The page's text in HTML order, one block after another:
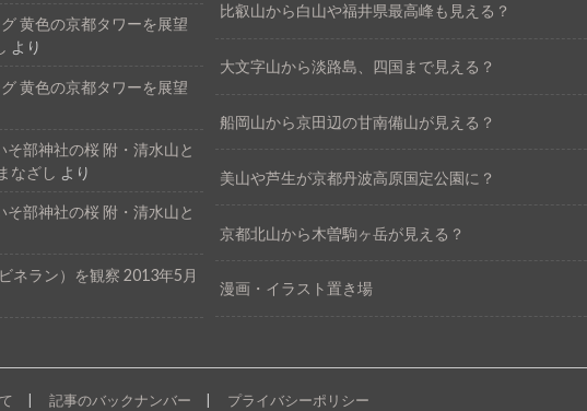
黄色の京都タワーを展望
より
黄色の京都タワーを展望
部神社の桜 附・清水山と
なざし より
部神社の桜 附・清水山と
ネラン）を観察 2013年5月
比叡山から白山や福井県最高峰も見える？
大文字山から淡路島、四国まで見える？
船岡山から京田辺の甘南備山が見える？
美山や芦生が京都丹波高原国定公園に？
京都北山から木曽駒ヶ岳が見える？
漫画・イラスト置き場
記事のバックナンバー プライバシーポリシー